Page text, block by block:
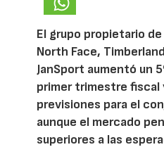
El grupo propietario
North Face,
JanSport aumentó un
primer trimestre fiscal
previsiones para el
aunque el mercado
superiores a las